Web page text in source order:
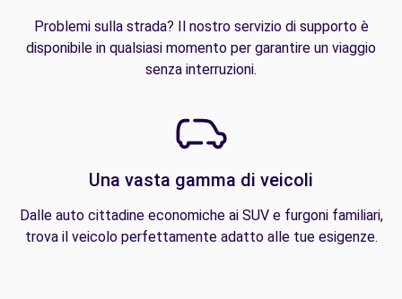
Problemi sulla strada? Il nostro servizio di supporto è
disponibile in qualsiasi momento per garantire un viaggio
senza interruzioni.
Una vasta gamma di veicoli
Dalle auto cittadine economiche ai SUV e furgoni familiari,
trova il veicolo perfettamente adatto alle tue esigenze.